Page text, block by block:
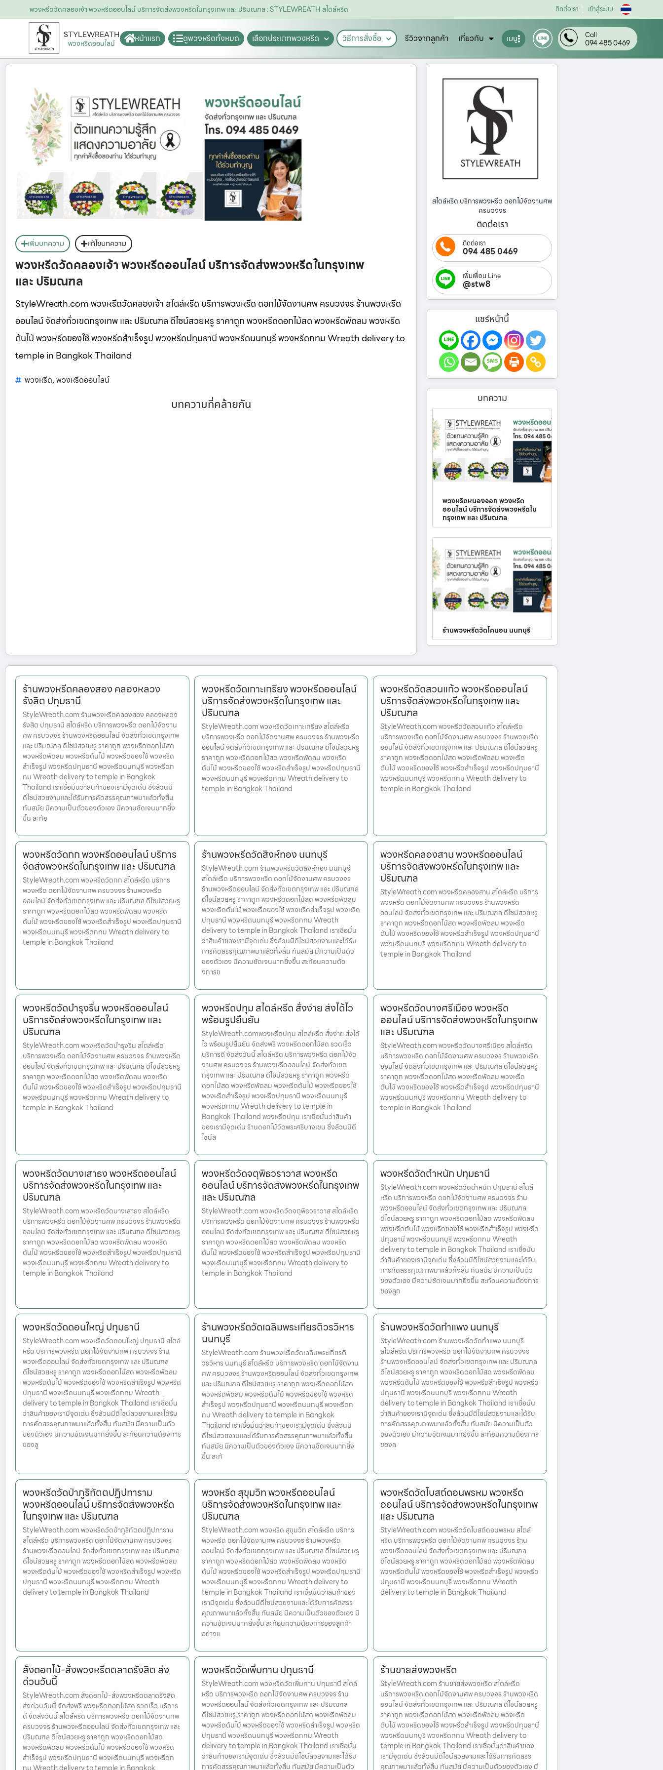
พวงหรีดวัดคลองเจ้า พวงหรีดออนไลน์ บริการจัดส่งพวงหรีดในกรุงเทพ และ ปริมณฑล : STYLEWREATH สไตล์หรีด ติดต่อเรา เข้าสู่ระบบ
STYLEWREATH
พวงหรีดออนไลน์ หน้าแรก ดูพวงหรีดทั้งหมด เลือกประเภทพวงหรีด วิธีการสั่งซื้อ รีวิวจากลูกค้า เกี่ยวกับ เมนู Call
094 485 0469
เพิ่มบทความ แก้ไขบทความ
พวงหรีดวัดคลองเจ้า พวงหรีดออนไลน์ บริการจัดส่งพวงหรีดในกรุงเทพ
และ ปริมณฑล
StyleWreath.com พวงหรีดวัดคลองเจ้า สไตล์หรีด บริการพวงหรีด ดอกไม้จัดงานศพ ครบวงจร ร้านพวงหรีด
ออนไลน์ จัดส่งทั่วเขตกรุงเทพ และ ปริมณฑล ดีไซน์สวยหรู ราคาถูก พวงหรีดดอกไม้สด พวงหรีดพัดลม พวงหรีด
ต้นไม้ พวงหรีดของใช้ พวงหรีดสำเร็จรูป พวงหรีดปทุมธานี พวงหรีดนนทบุรี พวงหรีดกทม Wreath delivery to
temple in Bangkok Thailand
พวงหรีด, พวงหรีดออนไลน์
บทความที่คล้ายกัน
สไตล์หรีด บริการพวงหรีด ดอกไม้จัดงานศพ
ครบวงจร
ติดต่อเรา
ติดต่อเรา
094 485 0469
เพิ่มเพื่อน Line
@stw8
แชร์หน้านี้
บทความ
พวงหรีดหนองจอก พวงหรีด
ออนไลน์ บริการจัดส่งพวงหรีดใน
กรุงเทพ และ ปริมณฑล
ร้านพวงหรีดวัดโคนอน นนทบุรี
ร้านพวงหรีดคลองสอง คลองหลวง
รังสิต ปทุมธานี
StyleWreath.com ร้านพวงหรีดคลองสอง คลองหลวง
รังสิต ปทุมธานี สไตล์หรีด บริการพวงหรีด ดอกไม้จัดงาน
ศพ ครบวงจร ร้านพวงหรีดออนไลน์ จัดส่งทั่วเขตกรุงเทพ
และ ปริมณฑล ดีไซน์สวยหรู ราคาถูก พวงหรีดดอกไม้สด
พวงหรีดพัดลม พวงหรีดต้นไม้ พวงหรีดของใช้ พวงหรีด
สำเร็จรูป พวงหรีดปทุมธานี พวงหรีดนนทบุรี พวงหรีดก
ทม Wreath delivery to temple in Bangkok
Thailand เราเชื่อมั่นว่าสินค้าของเรามีจุดเด่น ซึ่งล้วนมี
ดีไซน์สวยงามและได้รับการคัดสรรคุณภาพมาแล้วทั้งสิ้น
ทันสมัย มีความเป็นตัวของตัวเอง มีความชัดเจนมากยิ่ง
ขึ้น สะท้อ
พวงหรีดวัดเกาะเกรียง พวงหรีดออนไลน์
บริการจัดส่งพวงหรีดในกรุงเทพ และ
ปริมณฑล
StyleWreath.com พวงหรีดวัดเกาะเกรียง สไตล์หรีด
บริการพวงหรีด ดอกไม้จัดงานศพ ครบวงจร ร้านพวงหรีด
ออนไลน์ จัดส่งทั่วเขตกรุงเทพ และ ปริมณฑล ดีไซน์สวยหรู
ราคาถูก พวงหรีดดอกไม้สด พวงหรีดพัดลม พวงหรีด
ต้นไม้ พวงหรีดของใช้ พวงหรีดสำเร็จรูป พวงหรีดปทุมธานี
พวงหรีดนนทบุรี พวงหรีดกทม Wreath delivery to
temple in Bangkok Thailand
พวงหรีดวัดสวนแก้ว พวงหรีดออนไลน์
บริการจัดส่งพวงหรีดในกรุงเทพ และ
ปริมณฑล
StyleWreath.com พวงหรีดวัดสวนแก้ว สไตล์หรีด
บริการพวงหรีด ดอกไม้จัดงานศพ ครบวงจร ร้านพวงหรีด
ออนไลน์ จัดส่งทั่วเขตกรุงเทพ และ ปริมณฑล ดีไซน์สวยหรู
ราคาถูก พวงหรีดดอกไม้สด พวงหรีดพัดลม พวงหรีด
ต้นไม้ พวงหรีดของใช้ พวงหรีดสำเร็จรูป พวงหรีดปทุมธานี
พวงหรีดนนทบุรี พวงหรีดกทม Wreath delivery to
temple in Bangkok Thailand
พวงหรีดวัดกก พวงหรีดออนไลน์ บริการ
จัดส่งพวงหรีดในกรุงเทพ และ ปริมณฑล
StyleWreath.com พวงหรีดวัดกก สไตล์หรีด บริการ
พวงหรีด ดอกไม้จัดงานศพ ครบวงจร ร้านพวงหรีด
ออนไลน์ จัดส่งทั่วเขตกรุงเทพ และ ปริมณฑล ดีไซน์สวยหรู
ราคาถูก พวงหรีดดอกไม้สด พวงหรีดพัดลม พวงหรีด
ต้นไม้ พวงหรีดของใช้ พวงหรีดสำเร็จรูป พวงหรีดปทุมธานี
พวงหรีดนนทบุรี พวงหรีดกทม Wreath delivery to
temple in Bangkok Thailand
ร้านพวงหรีดวัดสิงห์ทอง นนทบุรี
StyleWreath.com ร้านพวงหรีดวัดสิงห์ทอง นนทบุรี
สไตล์หรีด บริการพวงหรีด ดอกไม้จัดงานศพ ครบวงจร
ร้านพวงหรีดออนไลน์ จัดส่งทั่วเขตกรุงเทพ และ ปริมณฑล
ดีไซน์สวยหรู ราคาถูก พวงหรีดดอกไม้สด พวงหรีดพัดลม
พวงหรีดต้นไม้ พวงหรีดของใช้ พวงหรีดสำเร็จรูป พวงหรีด
ปทุมธานี พวงหรีดนนทบุรี พวงหรีดกทม Wreath
delivery to temple in Bangkok Thailand เราเชื่อมั่น
ว่าสินค้าของเรามีจุดเด่น ซึ่งล้วนมีดีไซน์สวยงามและได้รับ
การคัดสรรคุณภาพมาแล้วทั้งสิ้น ทันสมัย มีความเป็นตัว
ของตัวเอง มีความชัดเจนมากยิ่งขึ้น สะท้อนความต้อ
งการข
พวงหรีดคลองสาน พวงหรีดออนไลน์
บริการจัดส่งพวงหรีดในกรุงเทพ และ
ปริมณฑล
StyleWreath.com พวงหรีดคลองสาน สไตล์หรีด บริการ
พวงหรีด ดอกไม้จัดงานศพ ครบวงจร ร้านพวงหรีด
ออนไลน์ จัดส่งทั่วเขตกรุงเทพ และ ปริมณฑล ดีไซน์สวยหรู
ราคาถูก พวงหรีดดอกไม้สด พวงหรีดพัดลม พวงหรีด
ต้นไม้ พวงหรีดของใช้ พวงหรีดสำเร็จรูป พวงหรีดปทุมธานี
พวงหรีดนนทบุรี พวงหรีดกทม Wreath delivery to
temple in Bangkok Thailand
พวงหรีดวัดบำรุงรื่น พวงหรีดออนไลน์
บริการจัดส่งพวงหรีดในกรุงเทพ และ
ปริมณฑล
StyleWreath.com พวงหรีดวัดบำรุงรื่น สไตล์หรีด
บริการพวงหรีด ดอกไม้จัดงานศพ ครบวงจร ร้านพวงหรีด
ออนไลน์ จัดส่งทั่วเขตกรุงเทพ และ ปริมณฑล ดีไซน์สวยหรู
ราคาถูก พวงหรีดดอกไม้สด พวงหรีดพัดลม พวงหรีด
ต้นไม้ พวงหรีดของใช้ พวงหรีดสำเร็จรูป พวงหรีดปทุมธานี
พวงหรีดนนทบุรี พวงหรีดกทม Wreath delivery to
temple in Bangkok Thailand
พวงหรีดปทุม สไตล์หรีด สั่งง่าย ส่งได้ไว
พร้อมรูปยืนยัน
StyleWreath.comพวงหรีดปทุม สไตล์หรีด สั่งง่าย ส่งได้
ไว พร้อมรูปยืนยัน จัดส่งฟรี พวงหรีดดอกไม้สด รวดเร็ว
บริการดี จัดส่งวันนี้ สไตล์หรีด บริการพวงหรีด ดอกไม้จัด
งานศพ ครบวงจร ร้านพวงหรีดออนไลน์ จัดส่งทั่วเขต
กรุงเทพ และ ปริมณฑล ดีไซน์สวยหรู ราคาถูก พวงหรีด
ดอกไม้สด พวงหรีดพัดลม พวงหรีดต้นไม้ พวงหรีดของใช้
พวงหรีดสำเร็จรูป พวงหรีดปทุมธานี พวงหรีดนนทบุรี
พวงหรีดกทม Wreath delivery to temple in
Bangkok Thailand พวงหรีดปทุม เราเชื่อมั่นว่าสินค้า
ของเรามีจุดเด่น ร้านดอกไม้วัดพระศรีบางเขน ซึ่งล้วนมีดี
ไซน์ส
พวงหรีดวัดบางศรีเมือง พวงหรีด
ออนไลน์ บริการจัดส่งพวงหรีดในกรุงเทพ
และ ปริมณฑล
StyleWreath.com พวงหรีดวัดบางศรีเมือง สไตล์หรีด
บริการพวงหรีด ดอกไม้จัดงานศพ ครบวงจร ร้านพวงหรีด
ออนไลน์ จัดส่งทั่วเขตกรุงเทพ และ ปริมณฑล ดีไซน์สวยหรู
ราคาถูก พวงหรีดดอกไม้สด พวงหรีดพัดลม พวงหรีด
ต้นไม้ พวงหรีดของใช้ พวงหรีดสำเร็จรูป พวงหรีดปทุมธานี
พวงหรีดนนทบุรี พวงหรีดกทม Wreath delivery to
temple in Bangkok Thailand
พวงหรีดวัดบางเสาธง พวงหรีดออนไลน์
บริการจัดส่งพวงหรีดในกรุงเทพ และ
ปริมณฑล
StyleWreath.com พวงหรีดวัดบางเสาธง สไตล์หรีด
บริการพวงหรีด ดอกไม้จัดงานศพ ครบวงจร ร้านพวงหรีด
ออนไลน์ จัดส่งทั่วเขตกรุงเทพ และ ปริมณฑล ดีไซน์สวยหรู
ราคาถูก พวงหรีดดอกไม้สด พวงหรีดพัดลม พวงหรีด
ต้นไม้ พวงหรีดของใช้ พวงหรีดสำเร็จรูป พวงหรีดปทุมธานี
พวงหรีดนนทบุรี พวงหรีดกทม Wreath delivery to
temple in Bangkok Thailand
พวงหรีดวัดจตุพิธวราวาส พวงหรีด
ออนไลน์ บริการจัดส่งพวงหรีดในกรุงเทพ
และ ปริมณฑล
StyleWreath.com พวงหรีดวัดจตุพิธวราวาส สไตล์หรีด
บริการพวงหรีด ดอกไม้จัดงานศพ ครบวงจร ร้านพวงหรีด
ออนไลน์ จัดส่งทั่วเขตกรุงเทพ และ ปริมณฑล ดีไซน์สวยหรู
ราคาถูก พวงหรีดดอกไม้สด พวงหรีดพัดลม พวงหรีด
ต้นไม้ พวงหรีดของใช้ พวงหรีดสำเร็จรูป พวงหรีดปทุมธานี
พวงหรีดนนทบุรี พวงหรีดกทม Wreath delivery to
temple in Bangkok Thailand
พวงหรีดวัดตำหนัก ปทุมธานี
StyleWreath.com พวงหรีดวัดตำหนัก ปทุมธานี สไตล์
หรีด บริการพวงหรีด ดอกไม้จัดงานศพ ครบวงจร ร้าน
พวงหรีดออนไลน์ จัดส่งทั่วเขตกรุงเทพ และ ปริมณฑล
ดีไซน์สวยหรู ราคาถูก พวงหรีดดอกไม้สด พวงหรีดพัดลม
พวงหรีดต้นไม้ พวงหรีดของใช้ พวงหรีดสำเร็จรูป พวงหรีด
ปทุมธานี พวงหรีดนนทบุรี พวงหรีดกทม Wreath
delivery to temple in Bangkok Thailand เราเชื่อมั่น
ว่าสินค้าของเรามีจุดเด่น ซึ่งล้วนมีดีไซน์สวยงามและได้รับ
การคัดสรรคุณภาพมาแล้วทั้งสิ้น ทันสมัย มีความเป็นตัว
ของตัวเอง มีความชัดเจนมากยิ่งขึ้น สะท้อนความต้องการ
ของลูก
พวงหรีดวัดดอนใหญ่ ปทุมธานี
StyleWreath.com พวงหรีดวัดดอนใหญ่ ปทุมธานี สไตล์
หรีด บริการพวงหรีด ดอกไม้จัดงานศพ ครบวงจร ร้าน
พวงหรีดออนไลน์ จัดส่งทั่วเขตกรุงเทพ และ ปริมณฑล
ดีไซน์สวยหรู ราคาถูก พวงหรีดดอกไม้สด พวงหรีดพัดลม
พวงหรีดต้นไม้ พวงหรีดของใช้ พวงหรีดสำเร็จรูป พวงหรีด
ปทุมธานี พวงหรีดนนทบุรี พวงหรีดกทม Wreath
delivery to temple in Bangkok Thailand เราเชื่อมั่น
ว่าสินค้าของเรามีจุดเด่น ซึ่งล้วนมีดีไซน์สวยงามและได้รับ
การคัดสรรคุณภาพมาแล้วทั้งสิ้น ทันสมัย มีความเป็นตัว
ของตัวเอง มีความชัดเจนมากยิ่งขึ้น สะท้อนความต้องการ
ของลู
ร้านพวงหรีดวัดเฉลิมพระเกียรติวรวิหาร
นนทบุรี
StyleWreath.com ร้านพวงหรีดวัดเฉลิมพระเกียรติ
วรวิหาร นนทบุรี สไตล์หรีด บริการพวงหรีด ดอกไม้จัดงาน
ศพ ครบวงจร ร้านพวงหรีดออนไลน์ จัดส่งทั่วเขตกรุงเทพ
และ ปริมณฑล ดีไซน์สวยหรู ราคาถูก พวงหรีดดอกไม้สด
พวงหรีดพัดลม พวงหรีดต้นไม้ พวงหรีดของใช้ พวงหรีด
สำเร็จรูป พวงหรีดปทุมธานี พวงหรีดนนทบุรี พวงหรีดก
ทม Wreath delivery to temple in Bangkok
Thailand เราเชื่อมั่นว่าสินค้าของเรามีจุดเด่น ซึ่งล้วนมี
ดีไซน์สวยงามและได้รับการคัดสรรคุณภาพมาแล้วทั้งสิ้น
ทันสมัย มีความเป็นตัวของตัวเอง มีความชัดเจนมากยิ่ง
ขึ้น สะท้
ร้านพวงหรีดวัดกำแพง นนทบุรี
StyleWreath.com ร้านพวงหรีดวัดกำแพง นนทบุรี
สไตล์หรีด บริการพวงหรีด ดอกไม้จัดงานศพ ครบวงจร
ร้านพวงหรีดออนไลน์ จัดส่งทั่วเขตกรุงเทพ และ ปริมณฑล
ดีไซน์สวยหรู ราคาถูก พวงหรีดดอกไม้สด พวงหรีดพัดลม
พวงหรีดต้นไม้ พวงหรีดของใช้ พวงหรีดสำเร็จรูป พวงหรีด
ปทุมธานี พวงหรีดนนทบุรี พวงหรีดกทม Wreath
delivery to temple in Bangkok Thailand เราเชื่อมั่น
ว่าสินค้าของเรามีจุดเด่น ซึ่งล้วนมีดีไซน์สวยงามและได้รับ
การคัดสรรคุณภาพมาแล้วทั้งสิ้น ทันสมัย มีความเป็นตัว
ของตัวเอง มีความชัดเจนมากยิ่งขึ้น สะท้อนความต้องการ
ของล
พวงหรีดวัดป่าภูริทัตตปฏิปทาราม
พวงหรีดออนไลน์ บริการจัดส่งพวงหรีด
ในกรุงเทพ และ ปริมณฑล
StyleWreath.com พวงหรีดวัดป่าภูริทัตตปฏิปทาราม
สไตล์หรีด บริการพวงหรีด ดอกไม้จัดงานศพ ครบวงจร
ร้านพวงหรีดออนไลน์ จัดส่งทั่วเขตกรุงเทพ และ ปริมณฑล
ดีไซน์สวยหรู ราคาถูก พวงหรีดดอกไม้สด พวงหรีดพัดลม
พวงหรีดต้นไม้ พวงหรีดของใช้ พวงหรีดสำเร็จรูป พวงหรีด
ปทุมธานี พวงหรีดนนทบุรี พวงหรีดกทม Wreath
delivery to temple in Bangkok Thailand
พวงหรีด สุขุมวิท พวงหรีดออนไลน์
บริการจัดส่งพวงหรีดในกรุงเทพ และ
ปริมณฑล
StyleWreath.com พวงหรีด สุขุมวิท สไตล์หรีด บริการ
พวงหรีด ดอกไม้จัดงานศพ ครบวงจร ร้านพวงหรีด
ออนไลน์ จัดส่งทั่วเขตกรุงเทพ และ ปริมณฑล ดีไซน์สวยหรู
ราคาถูก พวงหรีดดอกไม้สด พวงหรีดพัดลม พวงหรีด
ต้นไม้ พวงหรีดของใช้ พวงหรีดสำเร็จรูป พวงหรีดปทุมธานี
พวงหรีดนนทบุรี พวงหรีดกทม Wreath delivery to
temple in Bangkok Thailand เราเชื่อมั่นว่าสินค้าของ
เรามีจุดเด่น ซึ่งล้วนมีดีไซน์สวยงามและได้รับการคัดสรร
คุณภาพมาแล้วทั้งสิ้น ทันสมัย มีความเป็นตัวของตัวเอง มี
ความชัดเจนมากยิ่งขึ้น สะท้อนความต้องการของลูกค้า
อย่างแ
พวงหรีดวัดโบสถ์ดอนพรหม พวงหรีด
ออนไลน์ บริการจัดส่งพวงหรีดในกรุงเทพ
และ ปริมณฑล
StyleWreath.com พวงหรีดวัดโบสถ์ดอนพรหม สไตล์
หรีด บริการพวงหรีด ดอกไม้จัดงานศพ ครบวงจร ร้าน
พวงหรีดออนไลน์ จัดส่งทั่วเขตกรุงเทพ และ ปริมณฑล
ดีไซน์สวยหรู ราคาถูก พวงหรีดดอกไม้สด พวงหรีดพัดลม
พวงหรีดต้นไม้ พวงหรีดของใช้ พวงหรีดสำเร็จรูป พวงหรีด
ปทุมธานี พวงหรีดนนทบุรี พวงหรีดกทม Wreath
delivery to temple in Bangkok Thailand
สั่งดอกไม้-สั่งพวงหรีดตลาดรังสิต ส่ง
ด่วนวันนี้
StyleWreath.com สั่งดอกไม้-สั่งพวงหรีดตลาดรังสิต
ส่งด่วนวันนี้ จัดส่งฟรี พวงหรีดดอกไม้สด รวดเร็ว บริการ
ดี จัดส่งวันนี้ สไตล์หรีด บริการพวงหรีด ดอกไม้จัดงานศพ
ครบวงจร ร้านพวงหรีดออนไลน์ จัดส่งทั่วเขตกรุงเทพ และ
ปริมณฑล ดีไซน์สวยหรู ราคาถูก พวงหรีดดอกไม้สด
พวงหรีดพัดลม พวงหรีดต้นไม้ พวงหรีดของใช้ พวงหรีด
สำเร็จรูป พวงหรีดปทุมธานี พวงหรีดนนทบุรี พวงหรีดก
พวงหรีดวัดเพิ่มทาน ปทุมธานี
StyleWreath.com พวงหรีดวัดเพิ่มทาน ปทุมธานี สไตล์
หรีด บริการพวงหรีด ดอกไม้จัดงานศพ ครบวงจร ร้าน
พวงหรีดออนไลน์ จัดส่งทั่วเขตกรุงเทพ และ ปริมณฑล
ดีไซน์สวยหรู ราคาถูก พวงหรีดดอกไม้สด พวงหรีดพัดลม
พวงหรีดต้นไม้ พวงหรีดของใช้ พวงหรีดสำเร็จรูป พวงหรีด
ปทุมธานี พวงหรีดนนทบุรี พวงหรีดกทม Wreath
delivery to temple in Bangkok Thailand เราเชื่อมั่น
ว่าสินค้าของเรามีจุดเด่น ซึ่งล้วนมีดีไซน์สวยงามและได้รับ
การคัดสรรคุณภาพมาแล้วทั้งสิ้น ทันสมัย มีความเป็นตัว
ร้านขายส่งพวงหรีด
StyleWreath.com ร้านขายส่งพวงหรีด สไตล์หรีด
บริการพวงหรีด ดอกไม้จัดงานศพ ครบวงจร ร้านพวงหรีด
ออนไลน์ จัดส่งทั่วเขตกรุงเทพ และ ปริมณฑล ดีไซน์สวยหรู
ราคาถูก พวงหรีดดอกไม้สด พวงหรีดพัดลม พวงหรีด
ต้นไม้ พวงหรีดของใช้ พวงหรีดสำเร็จรูป พวงหรีดปทุมธานี
พวงหรีดนนทบุรี พวงหรีดกทม Wreath delivery to
temple in Bangkok Thailand เราเชื่อมั่นว่าสินค้าของ
เรามีจุดเด่น ซึ่งล้วนมีดีไซน์สวยงามและได้รับการคัดสรร
คุณภาพมาแล้วทั้งสิ้น ทันสมัย มีความเป็นตัวของตัวเอง มี